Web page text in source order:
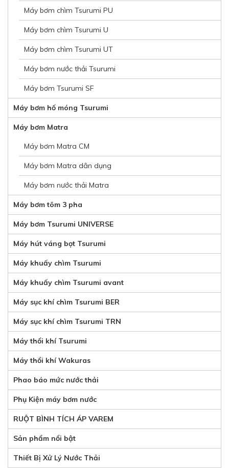
Máy bơm chìm Tsurumi PU
Máy bơm chìm Tsurumi U
Máy bơm chìm Tsurumi UT
Máy bơm nước thải Tsurumi
Máy bơm Tsurumi SF
Máy bơm hố móng Tsurumi
Máy bơm Matra
Máy bơm Matra CM
Máy bơm Matra dân dụng
Máy bơm nước thải Matra
Máy bơm tõm 3 pha
Máy bơm Tsurumi UNIVERSE
Máy hút váng bọt Tsurumi
Máy khuấy chìm Tsurumi
Máy khuấy chìm Tsurumi avant
Máy sục khí chìm Tsurumi BER
Máy sục khí chìm Tsurumi TRN
Máy thổi khí Tsurumi
Máy thổi khí Wakuras
Phao báo mức nước thải
Phụ Kiện máy bơm nước
RUỘT BÌNH TÍCH ÁP VAREM
Sản phẩm nổi bật
Thiết Bị Xử Lý Nước Thải